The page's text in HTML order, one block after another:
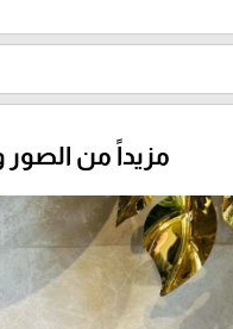
مزيداً من الصور